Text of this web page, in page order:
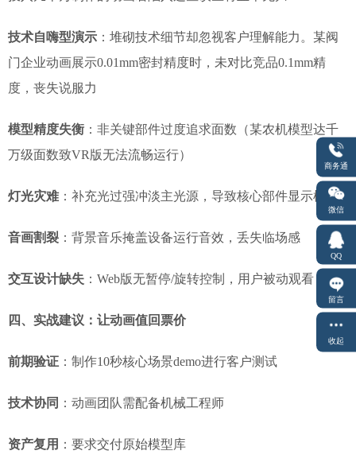
技术自嗨型演示 ：堆砌技术细节却忽视客户理解能力。某阀
门企业动画展示0.01mm密封精度时，未对比竞品0.1mm精
度，丧失说服力
模型精度失衡 ：非关键部件过度追求面数（某农机模型达千
万级面数致VR版无法流畅运行）
灯光灾难：补充光过强冲淡主光源，导致核心部件显示模糊
音画割裂 ：背景音乐掩盖设备运行音效，丢失临场感
交互设计缺失 ：Web版无暂停/旋转控制，用户被动观看
四、实战建议：让动画值回票价
前期验证 ：制作10秒核心场景demo进行客户测试
技术协同 ：动画团队需配备机械工程师
资产复用 ：要求交付原始模型库
商务通
微信
QQ
留言
收起